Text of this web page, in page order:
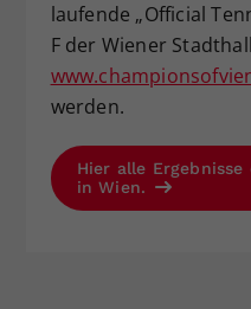
laufende „Official
F der Wiener
werden.
Hier alle
in Wien.